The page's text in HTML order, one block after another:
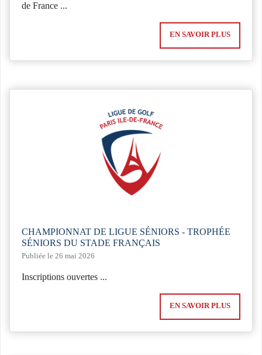
de France ...
EN SAVOIR PLUS
CHAMPIONNAT DE LIGUE SÉNIORS - TROPHÉE
SÉNIORS DU STADE FRANÇAIS
Publiée le 26 mai 2026
Inscriptions ouvertes ...
EN SAVOIR PLUS